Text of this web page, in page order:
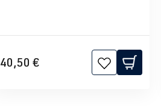
40,50 €